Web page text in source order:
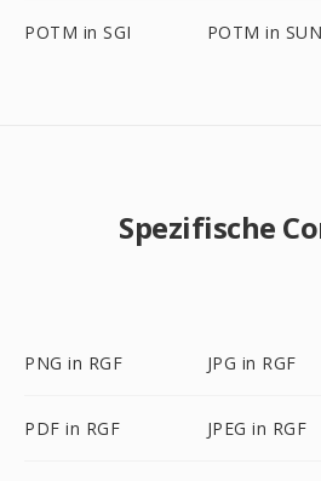
POTM in SGI POTM in SUN
Spezifische
PNG in RGF JPG in RGF
PDF in RGF JPEG in RGF